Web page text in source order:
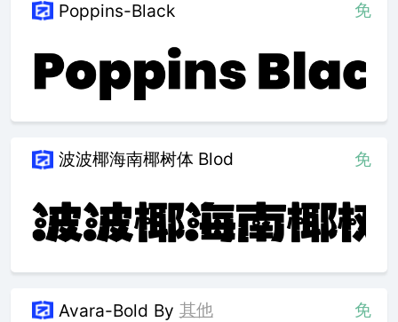
Poppins-Black 免
波波椰海南椰树体 Blod 免
Avara-Bold By 其他 免